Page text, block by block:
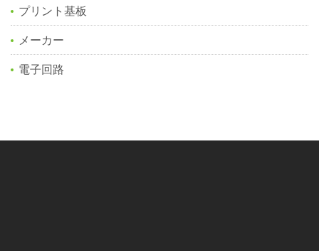
プリント基板
メーカー
電子回路